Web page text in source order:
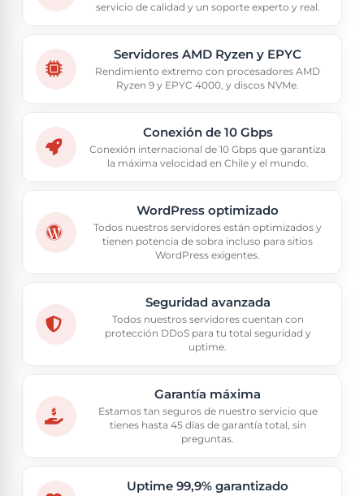
servicio de calidad y un soporte experto y real.
Servidores AMD Ryzen y EPYC
Rendimiento extremo con procesadores AMD
Ryzen 9 y EPYC 4000, y discos NVMe.
Conexión de 10 Gbps
Conexión internacional de 10 Gbps que garantiza
la máxima velocidad en Chile y el mundo.
WordPress optimizado
Todos nuestros servidores están optimizados y
tienen potencia de sobra incluso para sitios
WordPress exigentes.
Seguridad avanzada
Todos nuestros servidores cuentan con
protección DDoS para tu total seguridad y
uptime.
Garantía máxima
Estamos tan seguros de nuestro servicio que
tienes hasta 45 días de garantía total, sin
preguntas.
Uptime 99,9% garantizado